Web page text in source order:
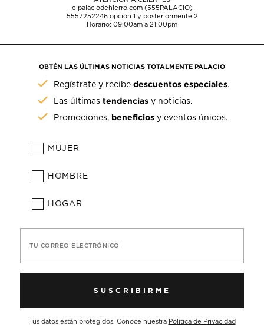
elpalaciodehierro.com (555PALACIO)
5557252246opción 1 y posteriormente 2
Horario: 09:00am a 21:00pm
OBTÉN LAS ÚLTIMAS NOTICIAS TOTALMENTE PALACIO
Regístrate y recibedescuentos especiales.
Las últimastendencias y noticias.
Promociones, beneficios y eventos únicos.
MUJER
HOMBRE
HOGAR
TU CORREO ELECTRÓNICO
SUSCRIBIRME
Tus datos están protegidos. Conoce nuestra Política de Privacidad